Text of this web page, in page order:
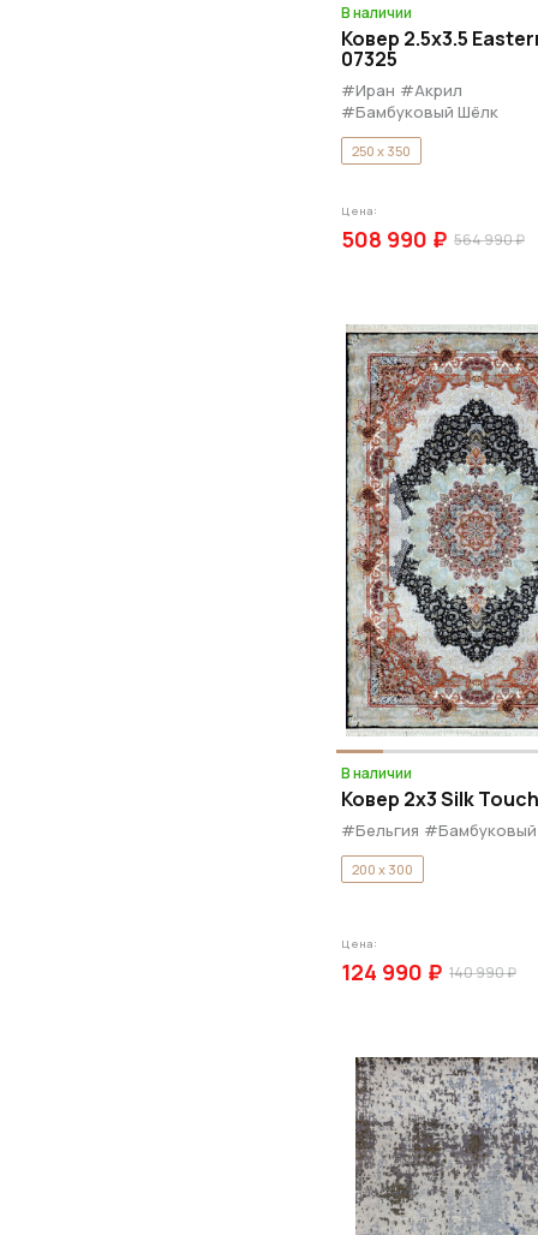
В наличии
Ковер 2.5x3.5
07325
#Иран #Акрил
#Бамбуковый Шёлк
250 x 350
Цена:
564 990 ₽
508 990 ₽
В наличии
Ковер 2x3 Silk Touch
#Бельгия
200 x 300
Цена:
140 990 ₽
124 990 ₽